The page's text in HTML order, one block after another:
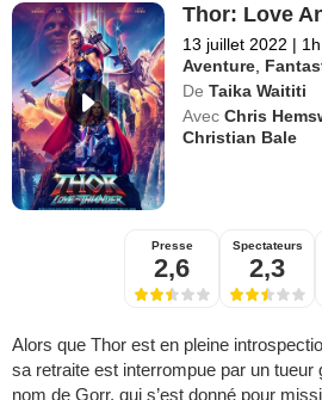
Thor: Love
13 juillet 2022 |
Aventure
De Taika Waititi
Avec Chris
Christian Bale
Presse
2,6
Spectateurs
2,3
Alors que Thor est en pleine
sa retraite est interrompue par un tueur
nom de Gorr, qui s’est donné pour